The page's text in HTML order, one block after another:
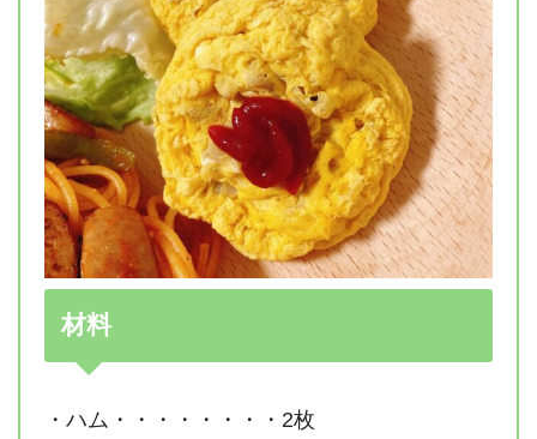
材料
・ハム・・・・・・・・2枚